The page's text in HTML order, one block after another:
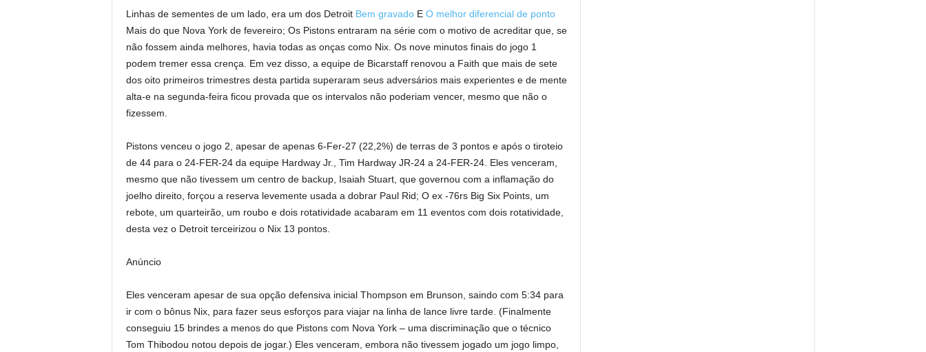
Linhas de sementes de um lado, era um dos Detroit Bem gravadoE O melhor diferencial de ponto
Mais do que Nova York de fevereiro; Os Pistons entraram na série com o motivo de acreditar que, se
não fossem ainda melhores, havia todas as onças como Nix. Os nove minutos finais do jogo 1
podem tremer essa crença. Em vez disso, a equipe de Bicarstaff renovou a Faith que mais de sete
dos oito primeiros trimestres desta partida superaram seus adversários mais experientes e de mente
alta-e na segunda-feira ficou provada que os intervalos não poderiam vencer, mesmo que não o
fizessem.
Pistons venceu o jogo 2, apesar de apenas 6-Fer-27 (22,2%) de terras de 3 pontos e após o tiroteio
de 44 para o 24-FER-24 da equipe Hardway Jr., Tim Hardway JR-24 a 24-FER-24. Eles venceram,
mesmo que não tivessem um centro de backup, Isaiah Stuart, que governou com a inflamação do
joelho direito, forçou a reserva levemente usada a dobrar Paul Rid; O ex -76rs Big Six Points, um
rebote, um quarteirão, um roubo e dois rotatividade acabaram em 11 eventos com dois rotatividade,
desta vez o Detroit terceirizou o Nix 13 pontos.
Anúncio
Eles venceram apesar de sua opção defensiva inicial Thompson em Brunson, saindo com 5:34 para
ir com o bônus Nix, para fazer seus esforços para viajar na linha de lance livre tarde. (Finalmente
conseguiu 15 brindes a menos do que Pistons com Nova York – uma discriminação que o técnico
Tom Thibodou notou depois de jogar.) Eles venceram, embora não tivessem jogado um jogo limpo,